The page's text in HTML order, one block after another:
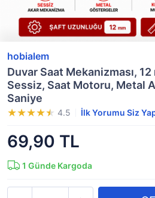
hobialem
Duvar Saat Mekanizması, 12
Sessiz, Saat Motoru, Metal
Saniye
4.5 İlk Yorumu Siz
69,90 TL
1 Günde Kargoda